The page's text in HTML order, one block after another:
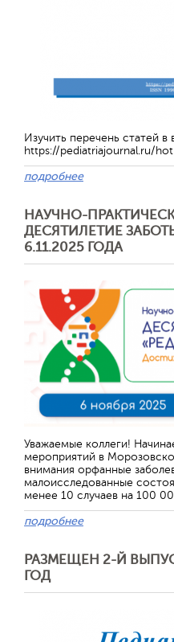
Изучить перечень статей
https://pediatriajournal.ru/hot
подробнее
НАУЧНО-
ДЕСЯТИЛЕТИЕ
6.11.2025 ГОДА
Уважаемые коллеги!
мероприятий в
внимания орфанные
малоисследованные
менее 10 случаев на 100
подробнее
РАЗМЕЩЕН 2-Й
ГОД